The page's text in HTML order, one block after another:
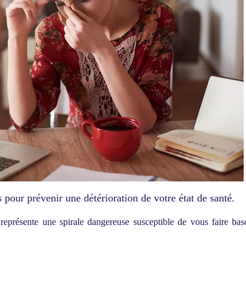
prévenir une détérioration de votre état de santé.
une spirale dangereuse susceptible de vous faire